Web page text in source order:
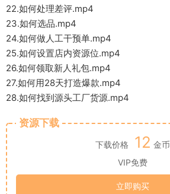
22.如何处理差评.mp4
23.如何选品.mp4
24.如何做人工干预单.mp4
25.如何设置店内资源位.mp4
26.如何领取新人礼包.mp4
27.如何用28天打造爆款.mp4
28.如何找到源头工厂货源.mp4
资源下载
下载价格 12 金币
VIP免费
立即购买